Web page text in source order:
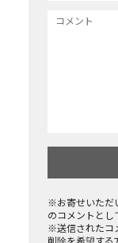
※お寄せいただ
のコメントとし
※送信されたコ